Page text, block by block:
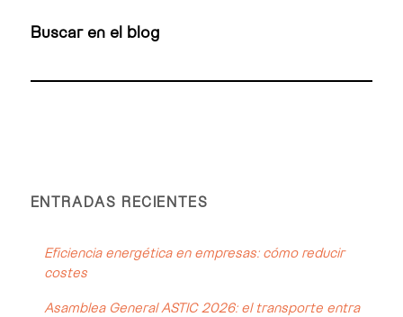
Buscar en el blog
ENTRADAS RECIENTES
Eficiencia energética en empresas: cómo reducir
costes
Asamblea General ASTIC 2026: el transporte entra